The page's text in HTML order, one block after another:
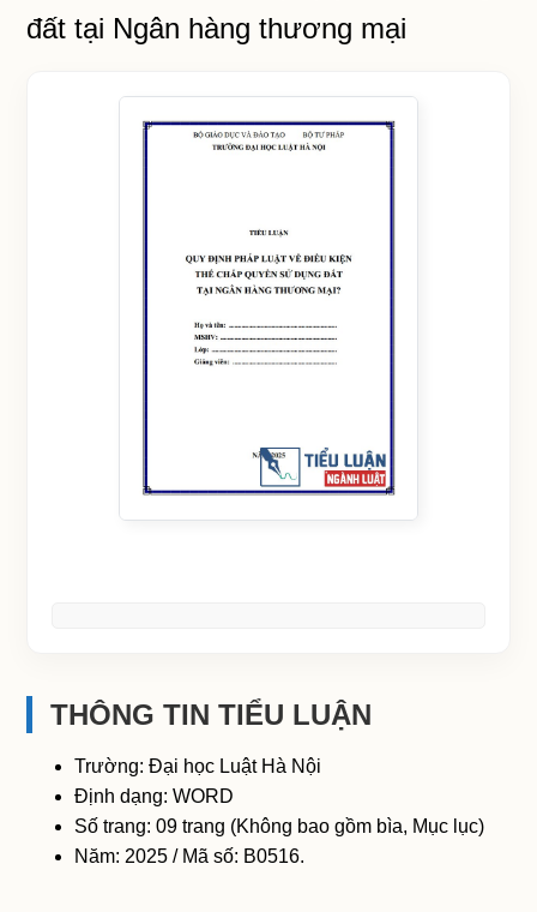
đất tại Ngân hàng thương mại
THÔNG TIN TIỂU LUẬN
Trường: Đại học Luật Hà Nội
Định dạng: WORD
Số trang: 09 trang (Không bao gồm bìa, Mục lục)
Năm: 2025 / Mã số: B0516.